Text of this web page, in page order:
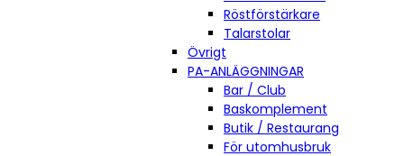
Röstförstärkare
Talarstolar
Övrigt
PA-ANLÄGGNINGAR
Bar / Club
Baskomplement
Butik / Restaurang
För utomhusbruk